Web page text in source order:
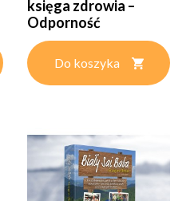
księga zdrowia –
Odporność
Do koszyka